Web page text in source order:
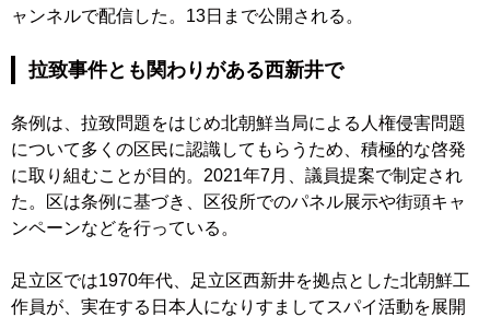
ャンネルで配信した。13日まで公開される。
拉致事件とも関わりがある西新井で
条例は、拉致問題をはじめ北朝鮮当局による人権侵害問題
について多くの区民に認識してもらうため、積極的な啓発
に取り組むことが目的。2021年7月、議員提案で制定され
た。区は条例に基づき、区役所でのパネル展示や街頭キャ
ンペーンなどを行っている。
足立区では1970年代、足立区西新井を拠点とした北朝鮮工
作員が、実在する日本人になりすましてスパイ活動を展開